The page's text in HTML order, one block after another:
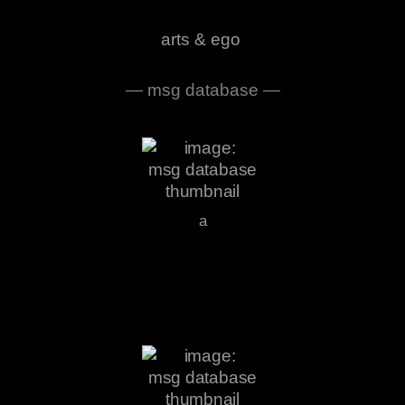
arts & ego
— msg database —
a